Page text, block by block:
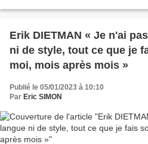
Erik DIETMAN « Je n'ai
ni de style, tout ce que je
moi, mois après mois »
Publié le 05/01/2023 à 10:10
Par Eric SIMON